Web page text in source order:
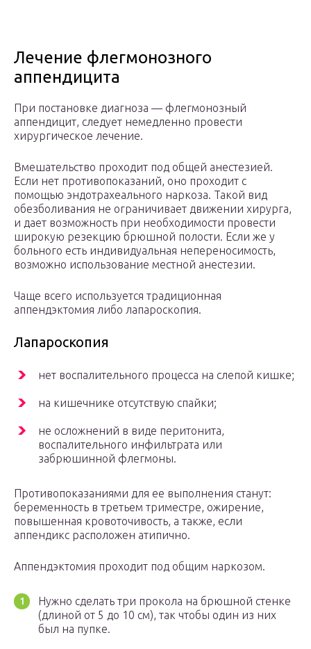
Лечение флегмонозного
аппендицита
При постановке диагноза — флегмонозный
аппендицит, следует немедленно провести
хирургическое лечение.
Вмешательство проходит под общей анестезией.
Если нет противопоказаний, оно проходит с
помощью эндотрахеального наркоза. Такой вид
обезболивания не ограничивает движении хирурга,
и дает возможность при необходимости провести
широкую резекцию брюшной полости. Если же у
больного есть индивидуальная непереносимость,
возможно использование местной анестезии.
Чаще всего используется традиционная
аппендэктомия либо лапароскопия.
Лапароскопия
нет воспалительного процесса на слепой кишке;
на кишечнике отсутствую спайки;
не осложнений в виде перитонита,
воспалительного инфильтрата или
забрюшинной флегмоны.
Противопоказаниями для ее выполнения станут:
беременность в третьем триместре, ожирение,
повышенная кровоточивость, а также, если
аппендикс расположен атипично.
Аппендэктомия проходит под общим наркозом.
Нужно сделать три прокола на брюшной стенке
(длиной от 5 до 10 см), так чтобы один из них
был на пупке.